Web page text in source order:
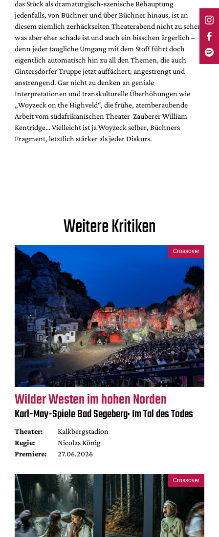
das Stück als dramaturgisch-szenische Behauptung
jedenfalls, von Büchner und über Büchner hinaus, ist an
diesem ziemlich zerhäckselten Theaterabend nicht zu sehen;
was aber eher schade ist und auch ein bisschen ärgerlich –
denn jeder taugliche Umgang mit dem Stoff führt doch
eigentlich automatisch hin zu all den Themen, die auch
Gintersdorfer Truppe jetzt auffächert, angestrengt und
anstrengend. Gar nicht zu denken an geniale
Interpretationen und transkulturelle Überhöhungen wie
„Woyzeck on the Highveld“, die frühe, atemberaubende
Arbeit vom südafrikanischen Theater-Zauberer William
Kentridge… Vielleicht ist ja Woyzeck selber, Büchners
Fragment, letztlich stärker als jeder Diskurs.
Weitere Kritiken
Crossover
Wilder Westen im hohen Norden
Karl-May-Spiele Bad Segeberg: Im Tal des Todes
Theater:
Kalkbergstadion
Regie:
Nicolas König
Premiere:
27.06.2026
Crossover